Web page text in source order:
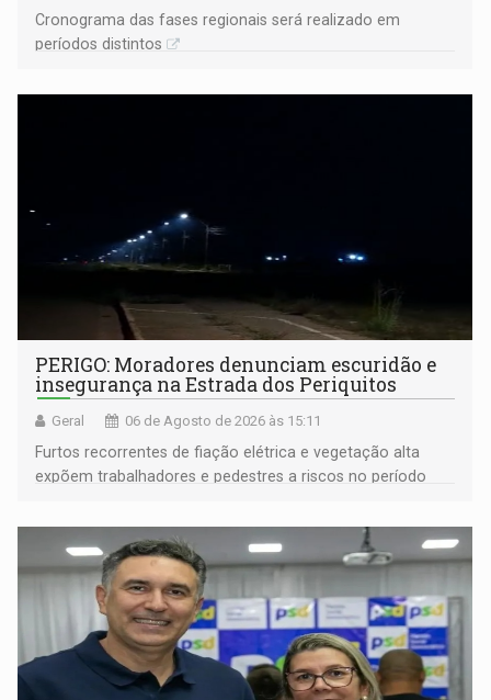
Cronograma das fases regionais será realizado em
períodos distintos
PERIGO: Moradores denunciam escuridão e
insegurança na Estrada dos Periquitos
Geral 06 de Agosto de 2026 às 15:11
Furtos recorrentes de fiação elétrica e vegetação alta
expõem trabalhadores e pedestres a riscos no período